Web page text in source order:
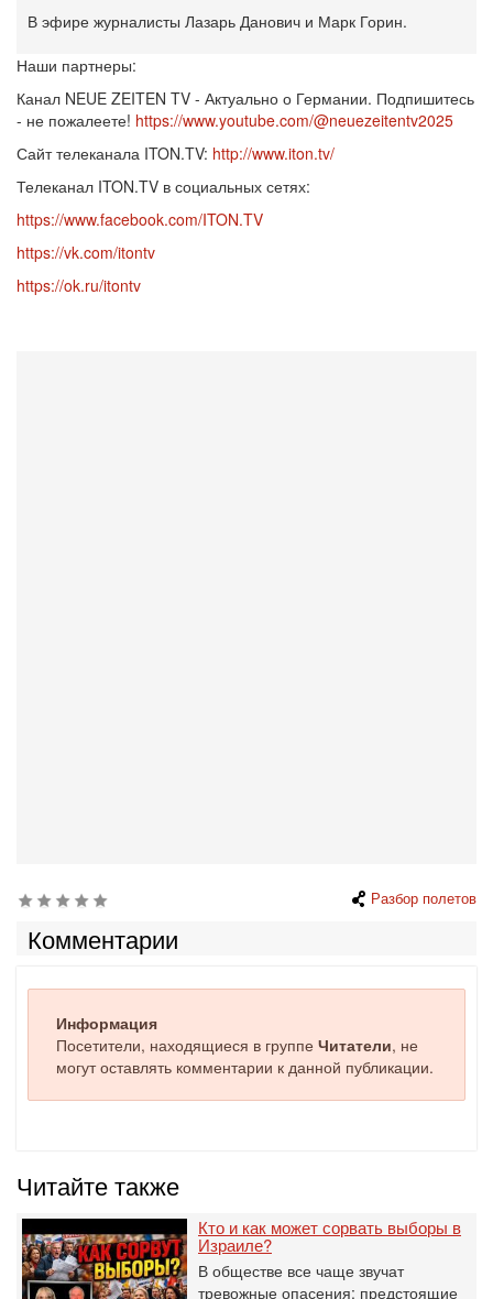
В эфире журналисты Лазарь Данович и Марк Горин.
Наши партнеры:
Канал NEUE ZEITEN TV - Актуально о Германии. Подпишитесь
- не пожалеете! https://www.youtube.com/@neuezeitentv2025
Сайт телеканала ITON.TV: http://www.iton.tv/
Телеканал ITON.TV в социальных сетях:
https://www.facebook.com/ITON.TV
https://vk.com/itontv
https://ok.ru/itontv
Разбор полетов
Комментарии
Информация
Посетители, находящиеся в группе Читатели, не
могут оставлять комментарии к данной публикации.
Читайте также
Кто и как может сорвать выборы в
Израиле?
В обществе все чаще звучат
тревожные опасения: предстоящие